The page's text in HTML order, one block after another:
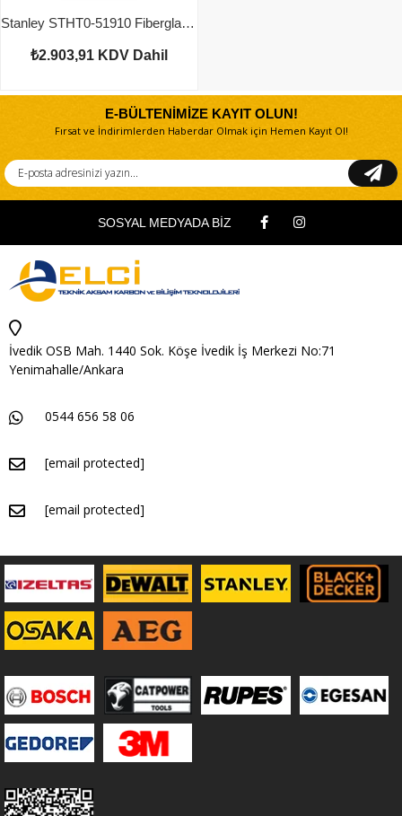
Stanley STHT0-51910 Fiberglass Saplı Çekiç 1000 Gram
₺2.903,91 KDV Dahil
E-BÜLTENİMİZE KAYIT OLUN!
Fırsat ve İndirimlerden Haberdar Olmak için Hemen Kayıt Ol!
SOSYAL MEDYADA BİZ
İvedik OSB Mah. 1440 Sok. Köşe İvedik İş Merkezi No:71
Yenimahalle/Ankara
0544 656 58 06
[email protected]
[email protected]